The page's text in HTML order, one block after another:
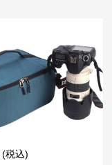
(税込)